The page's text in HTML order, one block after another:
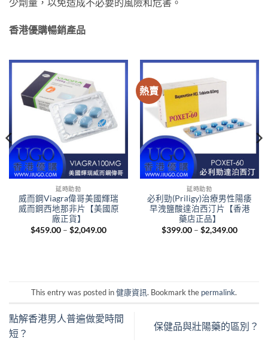
香港優購暢銷產品
延時助勃
威而鋼Viagra偉哥美國輝瑞
威而鋼西地那非片【美國原
廠正貨】
$459.00 – $2,049.00Price
熱賣
延時助勃
必利勁(Priligy)治療男性陽痿
早洩鹽酸達泊西汀片【香港
藥店正品】
$399.00 – $2,349.00Price
This entry was posted in健康資訊. Bookmark the permalink.
點解香港男人普遍做愛時間
短？
保健品與壯陽藥的區別？